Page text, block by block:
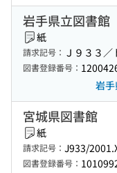
岩手県立図書館
紙
請求記号： Ｊ９３３／
図書登録番号：
岩
宮城県図書館
紙
請求記号： J933/
図書登録番号：